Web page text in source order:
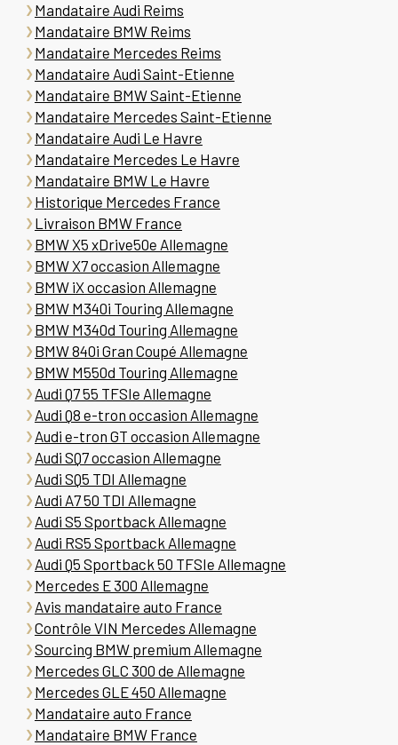
Mandataire Audi Reims
Mandataire BMW Reims
Mandataire Mercedes Reims
Mandataire Audi Saint-Etienne
Mandataire BMW Saint-Etienne
Mandataire Mercedes Saint-Etienne
Mandataire Audi Le Havre
Mandataire Mercedes Le Havre
Mandataire BMW Le Havre
Historique Mercedes France
Livraison BMW France
BMW X5 xDrive50e Allemagne
BMW X7 occasion Allemagne
BMW iX occasion Allemagne
BMW M340i Touring Allemagne
BMW M340d Touring Allemagne
BMW 840i Gran Coupé Allemagne
BMW M550d Touring Allemagne
Audi Q7 55 TFSIe Allemagne
Audi Q8 e-tron occasion Allemagne
Audi e-tron GT occasion Allemagne
Audi SQ7 occasion Allemagne
Audi SQ5 TDI Allemagne
Audi A7 50 TDI Allemagne
Audi S5 Sportback Allemagne
Audi RS5 Sportback Allemagne
Audi Q5 Sportback 50 TFSIe Allemagne
Mercedes E 300 Allemagne
Avis mandataire auto France
Contrôle VIN Mercedes Allemagne
Sourcing BMW premium Allemagne
Mercedes GLC 300 de Allemagne
Mercedes GLE 450 Allemagne
Mandataire auto France
Mandataire BMW France